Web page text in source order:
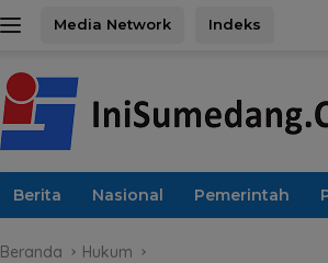
Media Network Indeks
Berita Nasional Pemerintah
Beranda Hukum